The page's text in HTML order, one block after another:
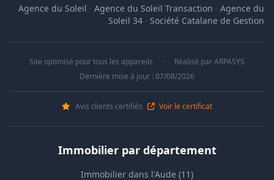
Agence du Soleil · Agence du Soleil Transaction · Agence du
Soleil 34 · Société Catalane de Gestion
Site optimisé pour tous les appareils · Réalisé parARPASYS
Dernière mise à jour : 07/08/2026
Avis clients certifiés Voir le certificat
Immobilier par département
Immobilier dans l'Aude (11)